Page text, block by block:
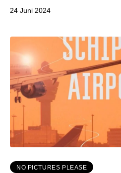
24 Juni 2024
NO PICTURES PLEASE